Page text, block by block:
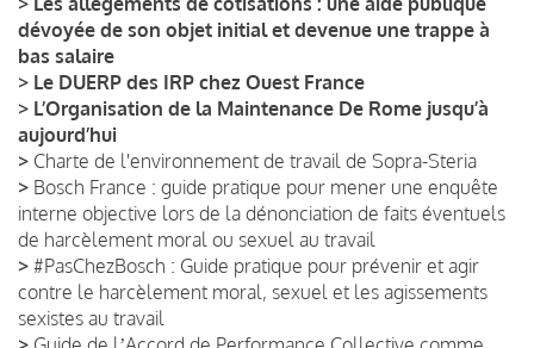
dévoyée de son objet initial et devenue une trappe à
bas salaire
> Le DUERP des IRP chez Ouest France
> L’Organisation de la Maintenance De Rome jusqu’à
aujourd’hui
> Charte de l'environnement de travail de Sopra-Steria
> Bosch France : guide pratique pour mener une enquête
interne objective lors de la dénonciation de faits éventuels
de harcèlement moral ou sexuel au travail
> #PasChezBosch : Guide pratique pour prévenir et agir
contre le harcèlement moral, sexuel et les agissements
sexistes au travail